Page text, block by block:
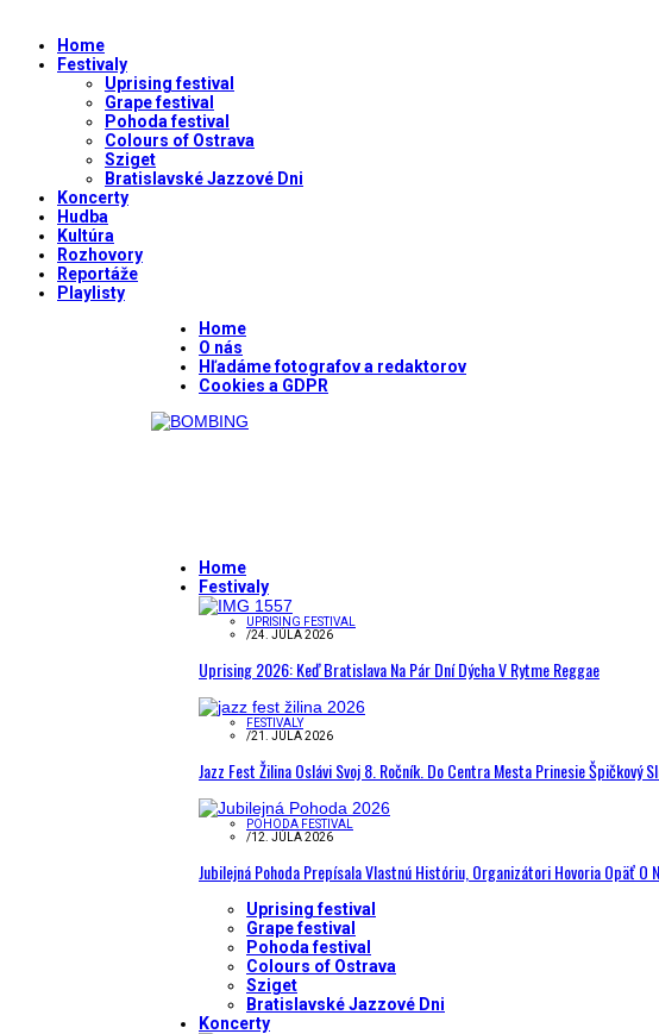
Home
Festivaly
Uprising festival
Grape festival
Pohoda festival
Colours of Ostrava
Sziget
Bratislavské Jazzové Dni
Koncerty
Hudba
Kultúra
Rozhovory
Reportáže
Playlisty
Home
O nás
Hľadáme fotografov a redaktorov
Cookies a GDPR
Home
Festivaly
UPRISING FESTIVAL
/24. JÚLA 2026
Uprising 2026: Keď Bratislava Na Pár Dní Dýcha V Rytme Reggae
FESTIVALY
/21. JÚLA 2026
Jazz Fest Žilina Oslávi Svoj 8. Ročník. Do Centra Mesta Prinesie Špičkový
POHODA FESTIVAL
/12. JÚLA 2026
Jubilejná Pohoda Prepísala Vlastnú Históriu, Organizátori Hovoria Opäť O
Uprising festival
Grape festival
Pohoda festival
Colours of Ostrava
Sziget
Bratislavské Jazzové Dni
Koncerty